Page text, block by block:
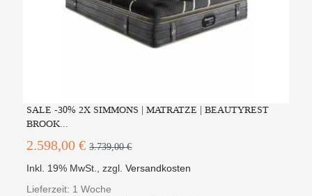
SALE -30% 2X SIMMONS | MATRATZE | BEAUTYREST
BROOK...
2.598,00 €3.739,00 €
Inkl. 19% MwSt.,zzgl.Versandkosten
Lieferzeit: 1 Woche